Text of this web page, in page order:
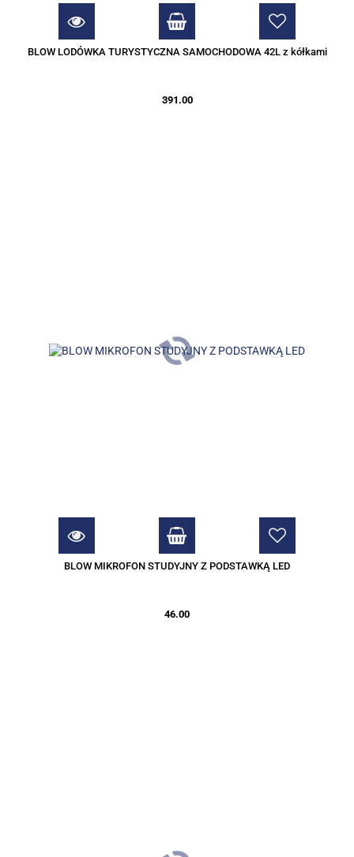
BLOW LODÓWKA TURYSTYCZNA SAMOCHODOWA 42L z kółkami
391.00
BLOW MIKROFON STUDYJNY Z PODSTAWKĄ LED
46.00